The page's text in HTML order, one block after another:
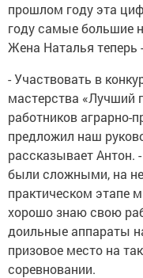
прошлом году эта
году самые большие
Жена Наталья теперь
- Участвовать в
мастерства «Лучший
работников
предложил наш
рассказывает Антон.
были сложными, на
практическом этапе
хорошо знаю свою
доильные аппараты
призовое место на
соревновании.